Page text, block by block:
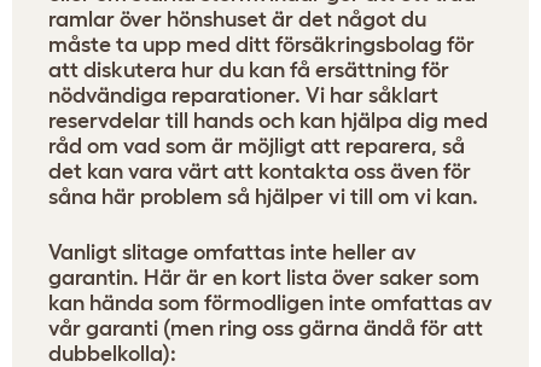
ramlar över hönshuset är det något du
måste ta upp med ditt försäkringsbolag för
att diskutera hur du kan få ersättning för
nödvändiga reparationer. Vi har såklart
reservdelar till hands och kan hjälpa dig med
råd om vad som är möjligt att reparera, så
det kan vara värt att kontakta oss även för
såna här problem så hjälper vi till om vi kan.
Vanligt slitage omfattas inte heller av
garantin. Här är en kort lista över saker som
kan hända som förmodligen inte omfattas av
vår garanti (men ring oss gärna ändå för att
dubbelkolla):